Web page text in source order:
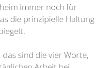
immer noch für
die prinzipielle Haltung
sind die vier Worte,